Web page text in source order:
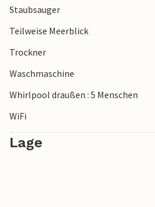
Staubsauger
Teilweise Meerblick
Trockner
Waschmaschine
Whirlpool draußen : 5 Menschen
WiFi
Lage